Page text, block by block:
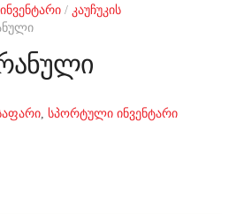
/ კაუჩუკის
სპორტული ინვენტარი